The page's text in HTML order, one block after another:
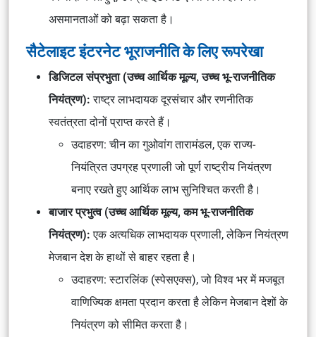
असमानताओं को बढ़ा सकता है।
सैटेलाइट इंटरनेट भूराजनीति के लिए रूपरेखा
डिजिटल संप्रभुता (उच्च आर्थिक मूल्य, उच्च भू-राजनीतिक
नियंत्रण):राष्ट्र लाभदायक दूरसंचार और रणनीतिक
स्वतंत्रता दोनों प्राप्त करते हैं।
उदाहरण: चीन का गुओवांग तारामंडल, एक राज्य-
नियंत्रित उपग्रह प्रणाली जो पूर्ण राष्ट्रीय नियंत्रण
बनाए रखते हुए आर्थिक लाभ सुनिश्चित करती है।
बाजार प्रभुत्व (उच्च आर्थिक मूल्य, कम भू-राजनीतिक
नियंत्रण):एक अत्यधिक लाभदायक प्रणाली, लेकिन नियंत्रण
मेजबान देश के हाथों से बाहर रहता है।
उदाहरण: स्टारलिंक (स्पेसएक्स), जो विश्व भर में मजबूत
वाणिज्यिक क्षमता प्रदान करता है लेकिन मेजबान देशों के
नियंत्रण को सीमित करता है।